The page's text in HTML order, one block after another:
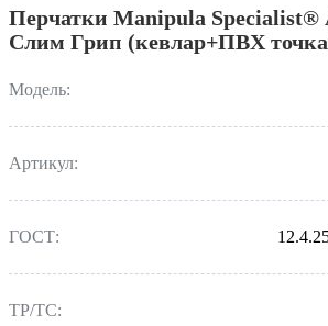
Перчатки Manipula Specialist®
Слим Грип (кевлар+ПВХ
Модель:
Артикул:
ГОСТ:
ТР/ТС: